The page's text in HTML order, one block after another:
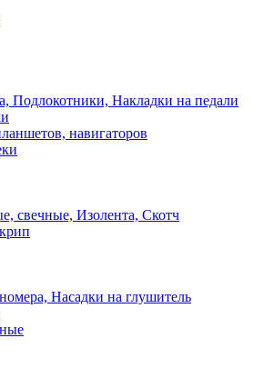
Подлокотники, Накладки на педали
навигаторов
свечные, Изолента, Скотч
Насадки на глушитель